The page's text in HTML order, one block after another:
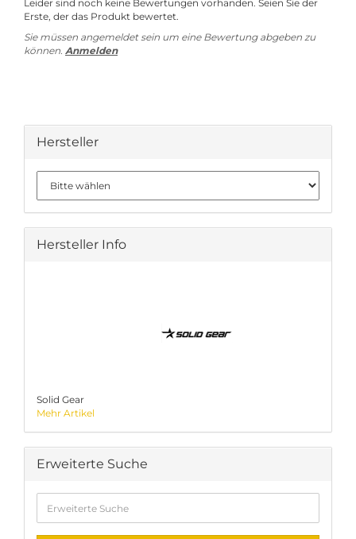
Leider sind noch keine Bewertungen vorhanden. Seien Sie der
Erste, der das Produkt bewertet.
Sie müssen angemeldet sein um eine Bewertung abgeben zu
können. Anmelden
Hersteller
Hersteller Info
Solid Gear
Mehr Artikel
Erweiterte Suche
Suche